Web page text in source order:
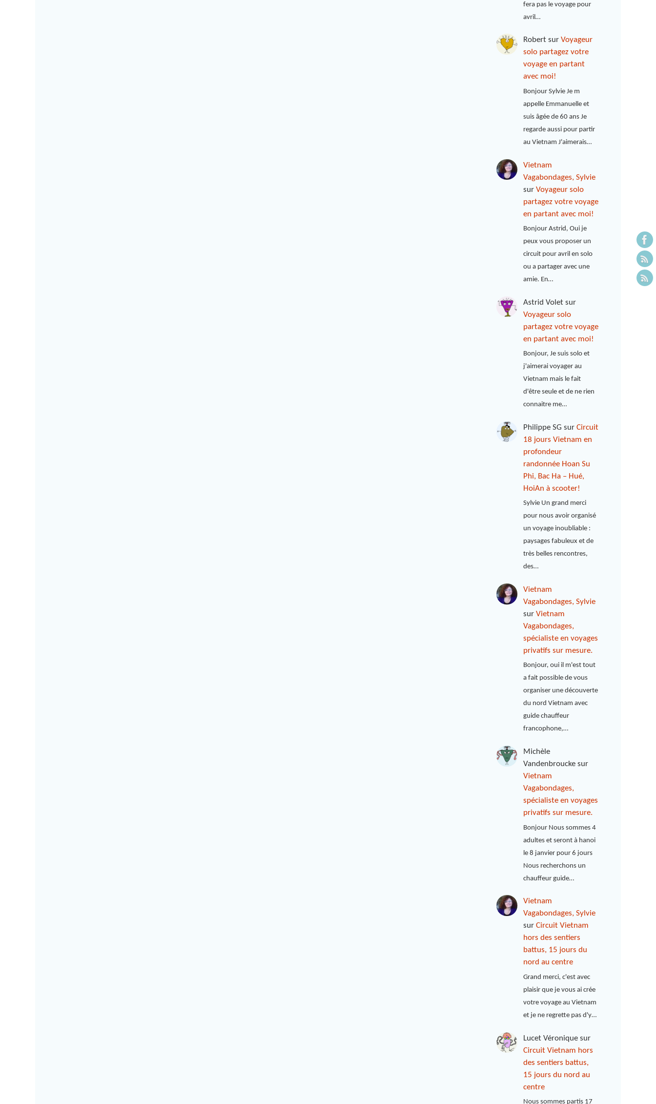
fera pas le voyage pour
avril…
Robert surVoyageur
solo partagez votre
voyage en partant
avec moi!
Bonjour Sylvie Je m
appelle Emmanuelle et
suis âgée de 60 ans Je
regarde aussi pour partir
au Vietnam J'aimerais…
Vietnam
Vagabondages, Sylvie
surVoyageur solo
partagez votre voyage
en partant avec moi!
Bonjour Astrid, Oui je
peux vous proposer un
circuit pour avril en solo
ou a partager avec une
amie. En…
Astrid Volet sur
Voyageur solo
partagez votre voyage
en partant avec moi!
Bonjour, Je suis solo et
j'aimerai voyager au
Vietnam mais le fait
d'être seule et de ne rien
connaitre me…
Philippe SG surCircuit
18 jours Vietnam en
profondeur
randonnée Hoan Su
Phi, Bac Ha – Hué,
HoiAn à scooter!
Sylvie Un grand merci
pour nous avoir organisé
un voyage inoubliable :
paysages fabuleux et de
très belles rencontres,
des…
Vietnam
Vagabondages, Sylvie
surVietnam
Vagabondages,
spécialiste en voyages
privatifs sur mesure.
Bonjour, oui il m'est tout
a fait possible de vous
organiser une découverte
du nord Vietnam avec
guide chauffeur
francophone,…
Michèle
Vandenbroucke sur
Vietnam
Vagabondages,
spécialiste en voyages
privatifs sur mesure.
Bonjour Nous sommes 4
adultes et seront à hanoi
le 8 janvier pour 6 jours
Nous recherchons un
chauffeur guide…
Vietnam
Vagabondages, Sylvie
surCircuit Vietnam
hors des sentiers
battus, 15 jours du
nord au centre
Grand merci, c'est avec
plaisir que je vous ai crée
votre voyage au Vietnam
et je ne regrette pas d'y…
Lucet Véronique sur
Circuit Vietnam hors
des sentiers battus,
15 jours du nord au
centre
Nous sommes partis 17